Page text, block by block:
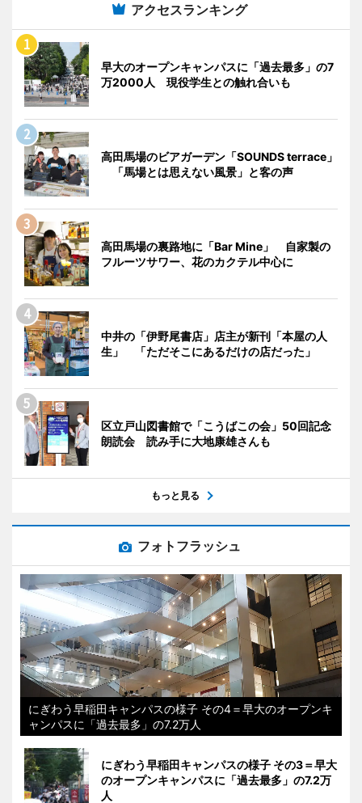
アクセスランキング
早大のオープンキャンパスに「過去最多」の7
万2000人 現役学生との触れ合いも
高田馬場のビアガーデン「SOUNDS terrace」
「馬場とは思えない風景」と客の声
高田馬場の裏路地に「Bar Mine」 自家製の
フルーツサワー、花のカクテル中心に
中井の「伊野尾書店」店主が新刊「本屋の人
生」 「ただそこにあるだけの店だった」
区立戸山図書館で「こうばこの会」50回記念
朗読会 読み手に大地康雄さんも
もっと見る
フォトフラッシュ
にぎわう早稲田キャンパスの様子 その4＝早大のオープンキ
ャンパスに「過去最多」の7.2万人
にぎわう早稲田キャンパスの様子 その3＝早大
のオープンキャンパスに「過去最多」の7.2万
人